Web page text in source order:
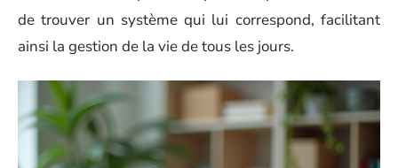
de trouver un système qui lui correspond, facilitant
ainsi la gestion de la vie de tous les jours.